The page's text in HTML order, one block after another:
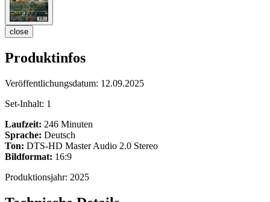
close
Produktinfos
Veröffentlichungsdatum: 12.09.2025
Set-Inhalt: 1
Laufzeit: 246 Minuten
Sprache: Deutsch
Ton: DTS-HD Master Audio 2.0 Stereo
Bildformat: 16:9
Produktionsjahr: 2025